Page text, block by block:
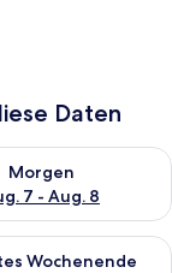
Daten
Aug. 6 - Aug. 7.
Morgen
7 - Aug. 8
Verfügbarkeit
Aug. 7
Wochenende
Verfügbarkeit